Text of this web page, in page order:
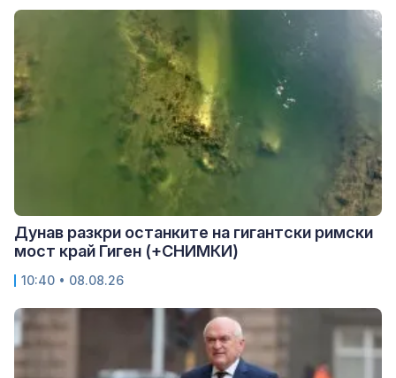
Дунав разкри останките на гигантски римски
мост край Гиген (+СНИМКИ)
10:40 • 08.08.26